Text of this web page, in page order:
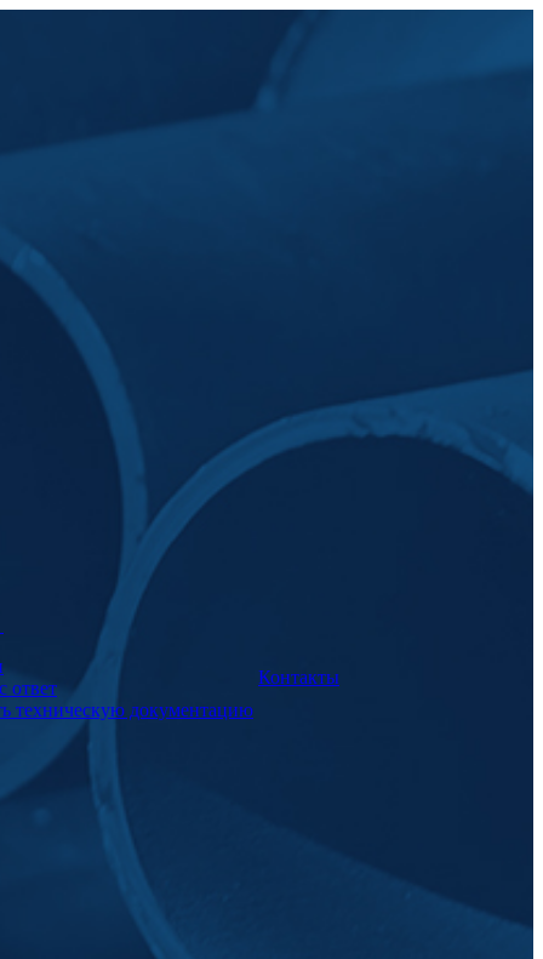
ответ
техническую документацию
Контакты